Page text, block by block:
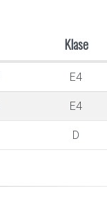
Klase
E4
E4
D